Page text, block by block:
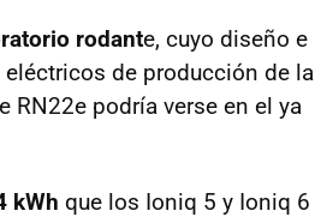
rodante, cuyo diseño e
de producción de la
RN22e podría verse en el ya
kWh que los Ioniq 5 y Ioniq 6